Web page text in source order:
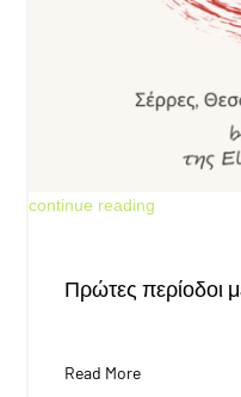
Jun 18, 2026
Πρώτες περίοδοι
Read More
continue reading